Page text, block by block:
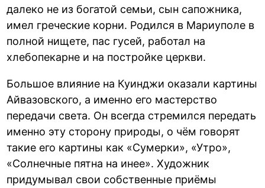
далеко не из богатой семьи, сын сапожника,
имел греческие корни. Родился в Мариуполе в
полной нищете, пас гусей, работал на
хлебопекарне и на постройке церкви.
Большое влияние на Куинджи оказали картины
Айвазовского, а именно его мастерство
передачи света. Он всегда стремился передать
именно эту сторону природы, о чём говорят
такие его картины как «Сумерки», «Утро»,
«Солнечные пятна на инее». Художник
придумывал свои собственные приёмы